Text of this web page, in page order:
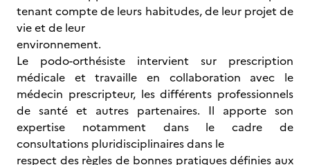
tenant compte de leurs habitudes, de leur projet de
vie et de leur
environnement.
Le podo-orthésiste intervient sur prescription
médicale et travaille en collaboration avec le
médecin prescripteur, les différents professionnels
de santé et autres partenaires. Il apporte son
expertise notamment dans le cadre de
consultations pluridisciplinaires dans le
respect des règles de bonnes pratiques définies aux